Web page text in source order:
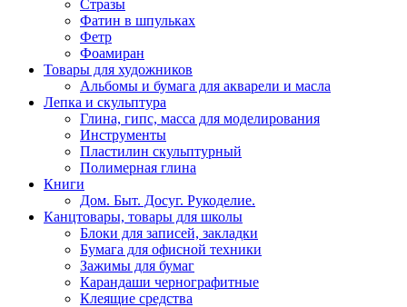
Стразы
Фатин в шпульках
Фетр
Фоамиран
Товары для художников
Альбомы и бумага для акварели и масла
Лепка и скульптура
Глина, гипс, масса для моделирования
Инструменты
Пластилин скульптурный
Полимерная глина
Книги
Дом. Быт. Досуг. Рукоделие.
Канцтовары, товары для школы
Блоки для записей, закладки
Бумага для офисной техники
Зажимы для бумаг
Карандаши чернографитные
Клеящие средства